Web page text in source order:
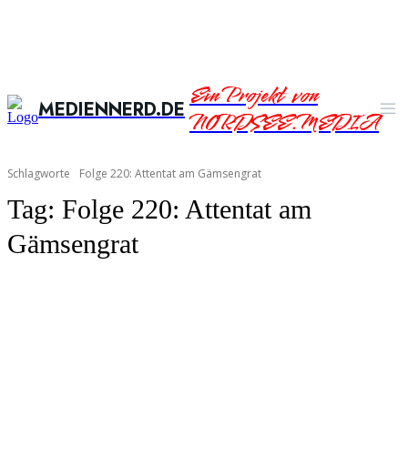
MEDIENNERD.DEEin Projekt von
NORDSEE.MEDIA
Schlagworte Folge 220: Attentat am Gämsengrat
Tag: Folge 220: Attentat am
Gämsengrat